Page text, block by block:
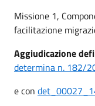
Missione 1,
facilitazione
Aggiudicazione
determina n. 182/
e con